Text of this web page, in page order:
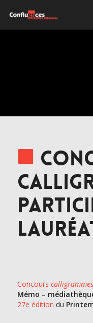
Concours calligrammes
Mémo –
27e édition du